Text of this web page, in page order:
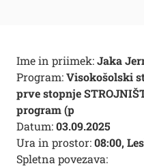
Ime in priimek:Jaka
Program:Visokošolski
prve stopnje
program (p
Datum:03.09.2025
Ura in prostor:08:00,
Spletna povezava: